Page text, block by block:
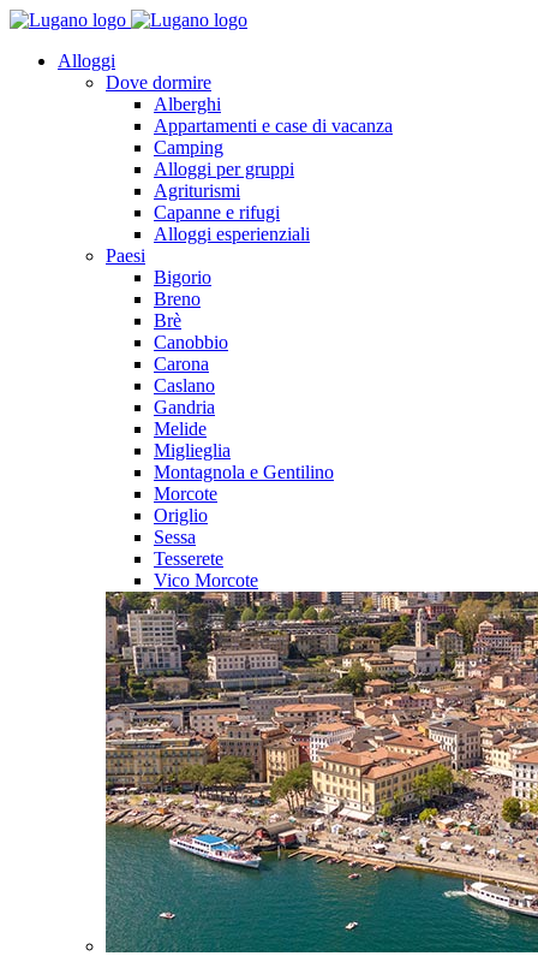
Alloggi
Dove dormire
Alberghi
Appartamenti e case di vacanza
Camping
Alloggi per gruppi
Agriturismi
Capanne e rifugi
Alloggi esperienziali
Paesi
Bigorio
Breno
Brè
Canobbio
Carona
Caslano
Gandria
Melide
Miglieglia
Montagnola e Gentilino
Morcote
Origlio
Sessa
Tesserete
Vico Morcote